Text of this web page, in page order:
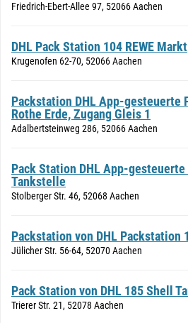
Friedrich-Ebert-Allee 97, 52066 Aachen
DHL Pack Station 104 REWE Markt
Krugenofen 62-70, 52066 Aachen
Packstation DHL App-gesteuerte
Rothe Erde, Zugang Gleis 1
Adalbertsteinweg 286, 52066 Aachen
Pack Station DHL App-gesteuerte
Tankstelle
Stolberger Str. 46, 52068 Aachen
Packstation von DHL Packstation
Jülicher Str. 56-64, 52070 Aachen
Pack Station von DHL 185 Shell
Trierer Str. 21, 52078 Aachen